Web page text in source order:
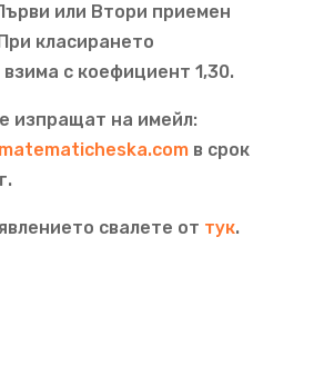
или Втори приемен
класирането
с коефициент 1,30.
изпращат на имейл:
в срок
свалете от тук.